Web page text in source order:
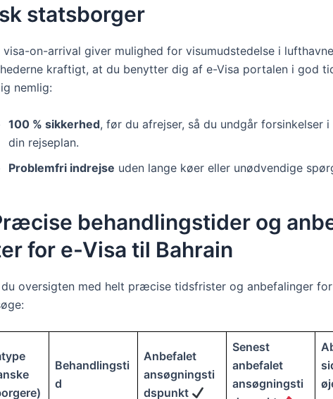
statsborger
visa-on-arrival giver mulighed for visumudstedelse i
kraftigt, at du benytter dig af e-Visa portalen i god
nemlig:
100 % sikkerhed, før du afrejser, så du undgår forsinkelser
din rejseplan.
Problemfri indrejse uden lange køer eller unødvendige
behandlingstider og
for e-Visa til Bahrain
oversigten med helt præcise tidsfrister og anbefalinger
Behandlingsti
d
Anbefalet
ansøgningsti
dspunkt
Senest
anbefalet
ansøgningsti